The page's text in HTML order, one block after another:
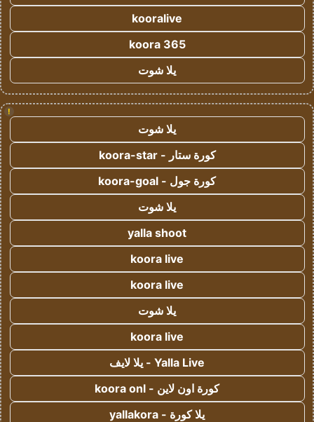
kooralive
koora 365
يلا شوت
!
يلا شوت
كورة ستار - koora-star
كورة جول - koora-goal
يلا شوت
yalla shoot
koora live
koora live
يلا شوت
koora live
Yalla Live - يلا لايف
كورة اون لاين - koora onl
يلا كورة - yallakora